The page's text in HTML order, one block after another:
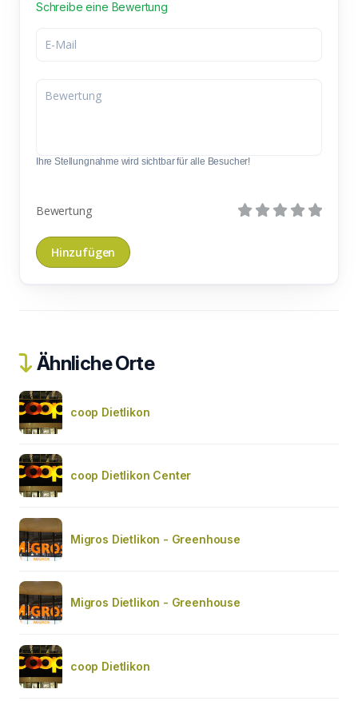
Schreibe eine Bewertung
Ihre Stellungnahme wird sichtbar für alle Besucher!
Bewertung
Ähnliche Orte
coop Dietlikon
coop Dietlikon Center
Migros Dietlikon - Greenhouse
Migros Dietlikon - Greenhouse
coop Dietlikon